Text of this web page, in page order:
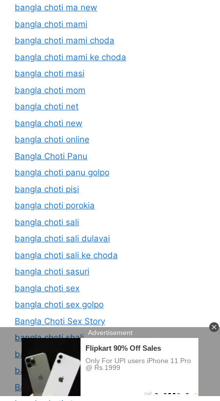
bangla choti ma new
bangla choti mami
bangla choti mami choda
bangla choti mami ke choda
bangla choti masi
bangla choti mom
bangla choti net
bangla choti new
bangla choti online
Bangla Choti Panu
bangla choti panu golpo
bangla choti pisi
bangla choti porokia
bangla choti sali
bangla choti sali dulavai
bangla choti sali ke choda
bangla choti sasuri
bangla choti sex
bangla choti sex golpo
Bangla Choti Sex Story
bangla choti shali
bangla choti sister
bangla choti site
Bangla Choti Story